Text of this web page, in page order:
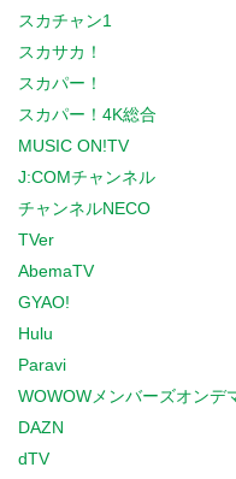
スカチャン1
スカサカ！
スカパー！
スカパー！4K総合
MUSIC ON!TV
J:COMチャンネル
チャンネルNECO
TVer
AbemaTV
GYAO!
Hulu
Paravi
WOWOWメンバーズオンデ
DAZN
dTV